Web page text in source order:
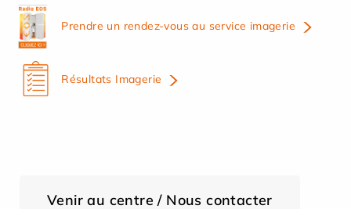
Prendre un rendez-vous au service imagerie
Résultats Imagerie
Venir au centre / Nous contacter